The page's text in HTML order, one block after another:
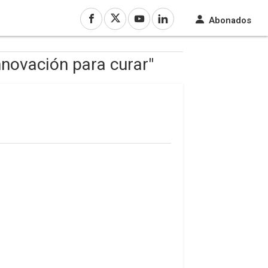
Abonados
para curar"